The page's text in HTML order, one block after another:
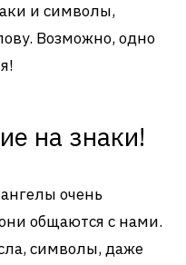
и символы,
Возможно, одно
на знаки!
ангелы очень
общаются с нами.
символы, даже